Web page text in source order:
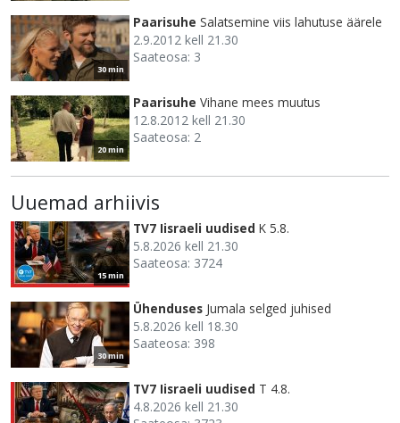
30 min
Paarisuhe Salatsemine viis lahutuse äärele
2.9.2012 kell 21.30
Saateosa: 3
20 min
Paarisuhe Vihane mees muutus
12.8.2012 kell 21.30
Saateosa: 2
Uuemad arhiivis
15 min
TV7 Iisraeli uudised K 5.8.
5.8.2026 kell 21.30
Saateosa: 3724
30 min
Ühenduses Jumala selged juhised
5.8.2026 kell 18.30
Saateosa: 398
TV7 Iisraeli uudised T 4.8.
4.8.2026 kell 21.30